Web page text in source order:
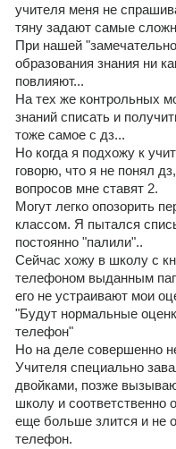
учителя меня не
тяну задают самые
При нашей
образования знания ни
повлияют...
На тех же контрольных
знаний списать и
тоже самое с дз...
Но когда я подхожу к
говорю, что я не понял
вопросов мне ставят 2.
Могут легко опозорить
классом. Я пытался
постоянно "палили"..
Сейчас хожу в школу с
телефоном выданным
его не устраивают мои
"Будут нормальные
телефон"
Но на деле совершенно
Учителя специально
двойками, позже
школу и соответственно
еще больше злится и не
телефон.